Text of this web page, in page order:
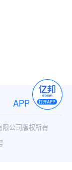
APP
限公司版权所有